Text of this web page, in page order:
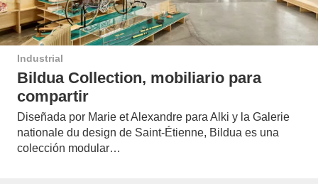
Industrial
Bildua Collection, mobiliario para
compartir
Diseñada por Marie et Alexandre para Alki y la Galerie
nationale du design de Saint-Étienne, Bildua es una
colección modular…